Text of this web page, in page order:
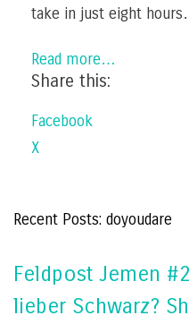
take in just eight
Read more…
Share this:
Facebook
X
Recent Posts: doyoudare
Feldpost Jemen
lieber Schwarz?